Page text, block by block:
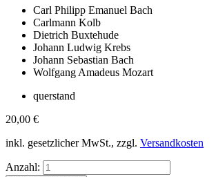
Carl Philipp Emanuel Bach
Carlmann Kolb
Dietrich Buxtehude
Johann Ludwig Krebs
Johann Sebastian Bach
Wolfgang Amadeus Mozart
querstand
20,00 €
inkl. gesetzlicher MwSt., zzgl. Versandkosten
Anzahl: